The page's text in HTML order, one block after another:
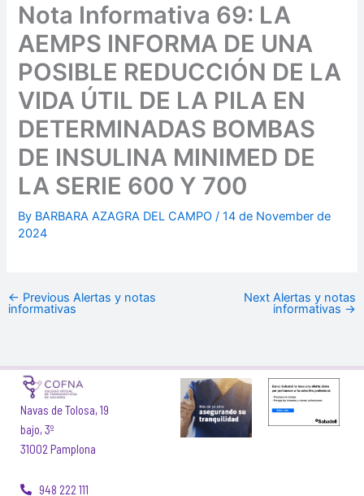
Nota Informativa 69: LA
AEMPS INFORMA DE UNA
POSIBLE REDUCCIÓN DE LA
VIDA ÚTIL DE LA PILA EN
DETERMINADAS BOMBAS
DE INSULINA MINIMED DE
LA SERIE 600 Y 700
By BARBARA AZAGRA DEL CAMPO/14 de November de
2024
← Previous Alertas y notas
informativas
Next Alertas y notas
informativas →
Navas de Tolosa, 19
bajo, 3º
31002 Pamplona
948 222 111